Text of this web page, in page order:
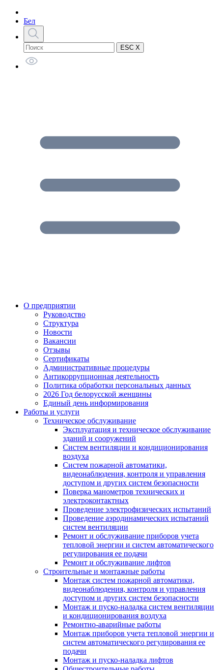
Бел
ESC X
О предприятии
Руководство
Структура
Новости
Вакансии
Отзывы
Сертификаты
Административные процедуры
Антикоррупционная деятельность
Политика обработки персональных данных
2026 Год белорусской женщины
Единый день информирования
Работы и услуги
Техническое обслуживание
Эксплуатация и техническое обслуживание
зданий и сооружений
Систем вентиляции и кондиционирования
воздуха
Систем пожарной автоматики,
видеонаблюдения, контроля и управления
доступом и других систем безопасности
Поверка манометров технических и
электроконтактных
Проведение электрофизических испытаний
Проведение аэродинамических испытаний
систем вентиляции
Ремонт и обслуживание приборов учета
тепловой энергии и систем автоматического
регулирования ее подачи
Ремонт и обслуживание лифтов
Строительные и монтажные работы
Монтаж систем пожарной автоматики,
видеонаблюдения, контроля и управления
доступом и других систем безопасности
Монтаж и пуско-наладка систем вентиляции
и кондиционирования воздуха
Ремонтно-аварийные работы
Монтаж приборов учета тепловой энергии и
систем автоматического регулирования ее
подачи
Монтаж и пуско-наладка лифтов